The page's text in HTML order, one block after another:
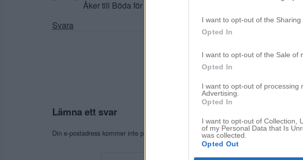
I want to opt-out of the Sharing
Opted In
I want to opt-out of the Sale of
Opted In
I want to opt-out of processing
Advertising.
Opted In
I want to opt-out of Collection,
of my Personal Data that Is
was collected.
Opted Out
Åker till Böda för fjärde året i rad nästa vecka. Stannar
Svara
Lämna ett svar
Din e-postadress kommer inte publiceras. Obligatoriska fält är märkta*